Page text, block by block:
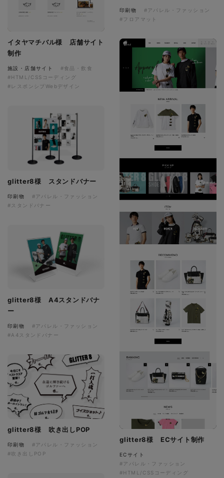
イタヤマチバル様 店舗サイト
制作
施設・店舗サイト
#食品・飲食
#HTML/CSSコーディング
#レスポンシブWebデザイン
印刷物
#アパレル・ファッション
#フロアマット
glitter8様 ECサイト制作
ECサイト
#アパレル・ファッション
#HTML/CSSコーディング
glitter8様 スタンドバナー
印刷物
#アパレル・ファッション
#スタンドバナー
glitter8様 A4スタンドバナ
ー
印刷物
#アパレル・ファッション
#A4スタンドバナー
glitter8様 吹き出しPOP
印刷物
#アパレル・ファッション
#吹き出しPOP